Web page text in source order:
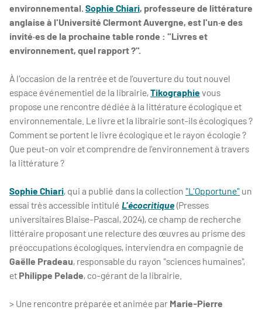
environnemental. Sophie Chiari, professeure de littérature
anglaise à l'Université Clermont Auvergne, est l'un·e des
invité·es de la prochaine table ronde : "Livres et
environnement, quel rapport ?".
À l'occasion de la rentrée et de l’ouverture du tout nouvel
espace événementiel de la librairie,Tikographie vous
propose une rencontre dédiée à la littérature écologique et
environnementale. Le livre et la librairie sont-ils écologiques ?
Comment se portent le livre écologique et le rayon écologie ?
Que peut-on voir et comprendre de l’environnement à travers
la littérature ?
Sophie Chiari, qui a publié dans la collection "L'Opportune" un
essai très accessible intitulé L'écocritique (Presses
universitaires Blaise-Pascal, 2024), ce champ de recherche
littéraire proposant une relecture des œuvres au prisme des
préoccupations écologiques, interviendra en compagnie de
Gaëlle Pradeau, responsable du rayon "sciences humaines",
et Philippe Pelade, co-gérant de la librairie.
> Une rencontre préparée et animée par Marie-Pierre